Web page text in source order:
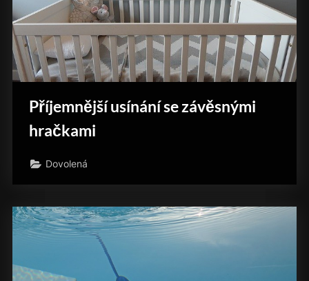
Příjemnější usínání se závěsnými
hračkami
Dovolená